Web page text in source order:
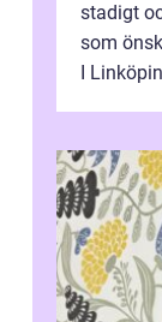
stadigt
som
I